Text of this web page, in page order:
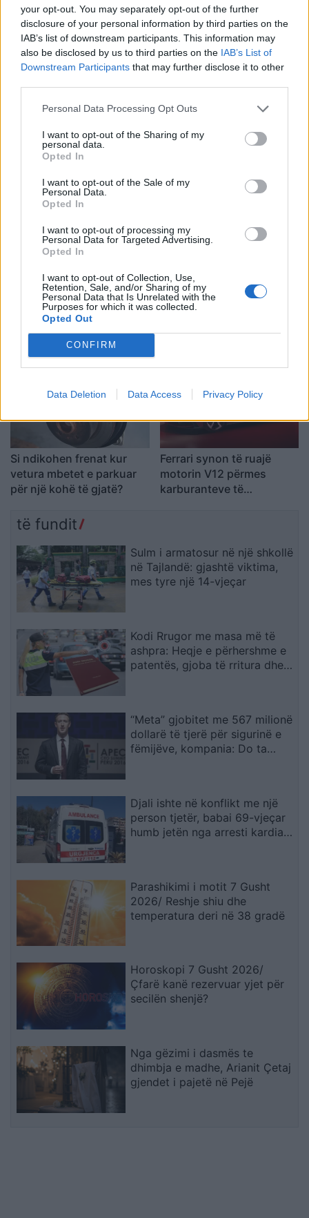
your opt-out. You may separately opt-out of the further
disclosure of your personal information by third parties on the
IAB’s list of downstream participants. This information may
also be disclosed by us to third parties on the IAB’s List of
Downstream Participants that may further disclose it to other
Personal Data Processing Opt Outs
I want to opt-out of the Sharing of my
personal data.
Opted In
I want to opt-out of the Sale of my
Personal Data.
Opted In
I want to opt-out of processing my
Personal Data for Targeted Advertising.
Opted In
I want to opt-out of Collection, Use,
Retention, Sale, and/or Sharing of my
Personal Data that Is Unrelated with the
Purposes for which it was collected.
Opted Out
CONFIRM
Data Deletion Data Access Privacy Policy
elektrike me dy vende
klasës së tij në
Nürburgring
Audi rikthen A2 si model
elektrik: konsum prej rreth
kilometra
Lamborghini rikthen
makinash
Arsyeja pse shoferët ulin
radion gjatë parkimit në
prapakthim
Hennessey zbulon
frymëzuar nga SR-71
Si ndikohen frenat kur
vetura mbetet e parkuar
për një kohë të gjatë?
Ferrari synon të ruajë
motorin V12 përmes
karburanteve të
të fundit
Sulm i armatosur në një shkollë
në Tajlandë: gjashtë viktima,
mes tyre një 14-vjeçar
Kodi Rrugor me masa më të
ashpra: Heqje e përhershme e
patentës, gjoba të rritura dhe
“Meta” gjobitet me 567 milionë
dollarë të tjerë për sigurinë e
fëmijëve, kompania: Do ta
Djali ishte në konflikt me një
person tjetër, babai 69-vjeçar
humb jetën nga arresti kardiak
Parashikimi i motit 7 Gusht
2026/ Reshje shiu dhe
temperatura deri në 38 gradë
Horoskopi 7 Gusht 2026/
Çfarë kanë rezervuar yjet për
secilën shenjë?
Nga gëzimi i dasmës te
dhimbja e madhe, Arianit Çetaj
gjendet i pajetë në Pejë